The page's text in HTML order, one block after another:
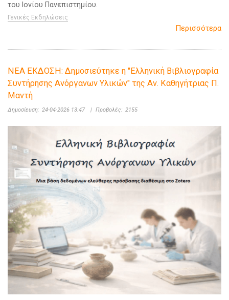
του Ιονίου Πανεπιστημίου.
Γενικές Εκδηλώσεις
Περισσότερα
ΝΕΑ ΕΚΔΟΣΗ: Δημοσιεύτηκε η "Ελληνική Βιβλιογραφία
Συντήρησης Ανόργανων Υλικών" της Αν. Καθηγήτριας Π.
Μαντή
Δημοσίευση: 24-04-2026 13:47 | Προβολές: 2155